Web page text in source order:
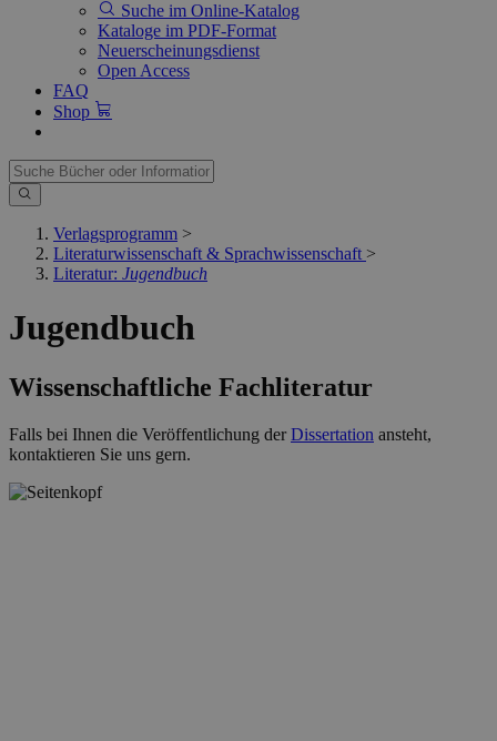
Suche im Online-Katalog
Kataloge im PDF-Format
Neuerscheinungsdienst
Open Access
FAQ
Shop
Verlagsprogramm >
Literaturwissenschaft & Sprachwissenschaft >
Literatur: Jugendbuch
Jugendbuch
Wissenschaftliche Fachliteratur
Falls bei Ihnen die Veröffentlichung derDissertation ansteht,
kontaktieren Sie uns gern.